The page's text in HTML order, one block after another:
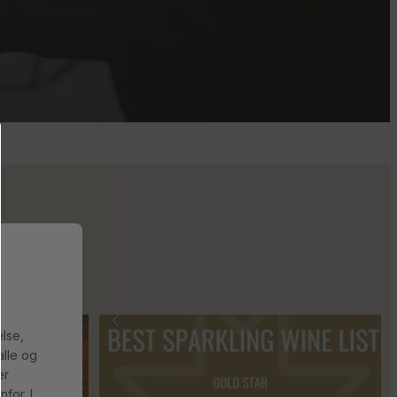
🍾 Fredagssmagningerne lever – og de næste er lige...
og
I